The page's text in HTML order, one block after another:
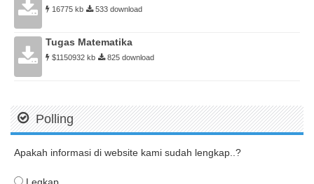
16775 kb 533 download
Tugas Matematika
$1150932 kb 825 download
Polling
Apakah informasi di website kami sudah lengkap..?